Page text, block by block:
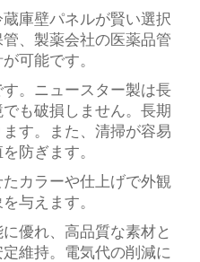
庫壁パネルが賢い選択
、製薬会社の医薬品管
可能です。
。ニュースター製は長
も破損しません。長期
す。また、清掃が容易
防ぎます。
カラーや仕上げで外観
与えます。
優れ、高品質な素材と
維持。電気代の削減に